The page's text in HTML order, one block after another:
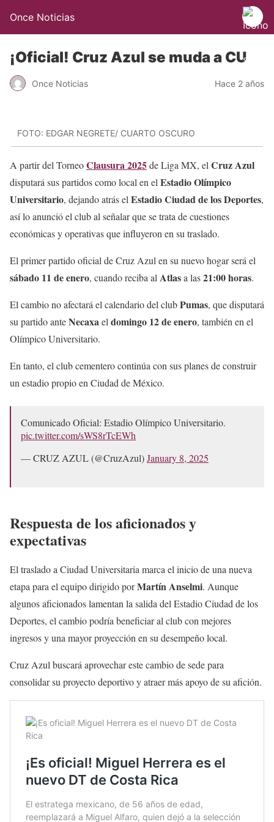
Once Noticias
¡Oficial! Cruz Azul se muda a CU
Once Noticias Hace 2 años
FOTO: EDGAR NEGRETE/ CUARTO OSCURO
A partir del TorneoClausura 2025de Liga MX, el Cruz Azul
disputará sus partidos como local en el Estadio Olímpico
Universitario, dejando atrás el Estadio Ciudad de los Deportes,
así lo anunció el club al señalar que se trata de cuestiones
económicas y operativas que influyeron en su traslado.
El primer partido oficial de Cruz Azul en su nuevo hogar será el
sábado 11 de enero, cuando reciba al Atlasa las21:00 horas.
El cambio no afectará el calendario del clubPumas, que disputará
su partido anteNecaxael domingo 12 de enero, también en el
Olímpico Universitario.
En tanto, el club cementero continúa con sus planes de construir
un estadio propio en Ciudad de México.
Comunicado Oficial: Estadio Olímpico Universitario.
pic.twitter.com/sWS8rTcEWh
— CRUZ AZUL (@CruzAzul)January 8, 2025
Respuesta de los aficionados y
expectativas
El traslado a Ciudad Universitaria marca el inicio de una nueva
etapa para el equipo dirigido porMartín Anselmi. Aunque
algunos aficionados lamentan la salida del Estadio Ciudad de los
Deportes, el cambio podría beneficiar al club con mejores
ingresos y una mayor proyección en su desempeño local.
Cruz Azul buscará aprovechar este cambio de sede para
consolidar su proyecto deportivo y atraer más apoyo de su afición.